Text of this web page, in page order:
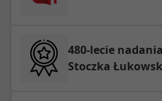
480-lecie
Stoczka